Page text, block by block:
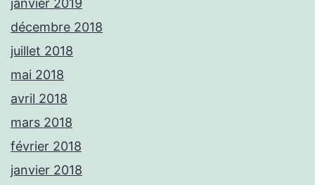
janvier 2019
décembre 2018
juillet 2018
mai 2018
avril 2018
mars 2018
février 2018
janvier 2018